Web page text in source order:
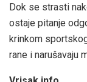
Dok se strasti
ostaje pitanje
krinkom
rane i narušavaju